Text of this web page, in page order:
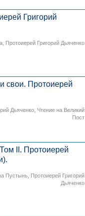
Григорий
Протоиерей Григорий Дьяченко
свои. Протоиерей
Дьяченко Чтение на Великий
Пост
II. Протоиерей
Пустынь Протоиерей Григорий
Дьяченко